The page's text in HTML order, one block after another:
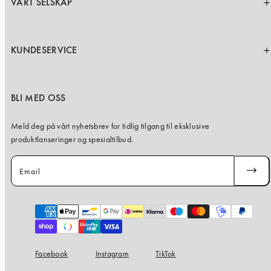
VÅRT SELSKAP
KUNDESERVICE
BLI MED OSS
Meld deg på vårt nyhetsbrev for tidlig tilgang til eksklusive
produktlanseringer og spesialtilbud.
Email
Payment
methods
Facebook Instagram TikTok